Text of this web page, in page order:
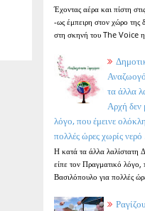
Έχοντας αέρα και πίστη
-ως έμπειρη στον χώρο της
στη σκηνή του The Voice
τα άλλα
Αρχή δεν
λόγο, που έμεινε
πολλές ώρες χωρίς νερό
Η κατά τα άλλα
είπε τον Πραγματικό λόγο,
Βασιλόπουλο για πολλές